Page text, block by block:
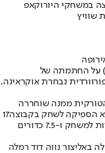
במשחקי היורוקאפ
שוויץ
על החתמתה של
נאומנקו (27, 1.88 מטר) פורוורדית נבחרת אוקראינה,
ממנה שוחררה
לאחרונה בגלל בעיות כלכליות של הקבוצה. היא הספיקה לשחק בקבוצה17
משחקים בהם העמידה ממוצעים של 11.2 נקודות למשחק ו-7.5 כדורים
באליצור נווה דוד רמלה